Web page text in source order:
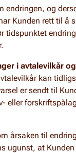
endringen, og
Kunden rett til å
tidspunktet
i avtalevilkår
kan
er sendt til
eller
årsaken til
ugunst, at